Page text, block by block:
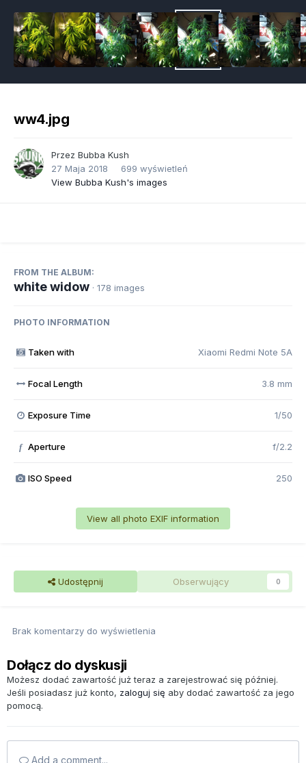
ww4.jpg
Przez Bubba Kush
27 Maja 2018
699 wyświetleń
View Bubba Kush's images
FROM THE ALBUM:
white widow · 178 images
PHOTO INFORMATION
Taken with Xiaomi Redmi Note 5A
Focal Length 3.8 mm
Exposure Time 1/50
f Aperture f/2.2
ISO Speed 250
View all photo EXIF information
Udostępnij Obserwujący 0
Brak komentarzy do wyświetlenia
Dołącz do dyskusji
Możesz dodać zawartość już teraz a zarejestrować się później.
Jeśli posiadasz już konto, zaloguj się aby dodać zawartość za jego
pomocą.
Add a comment...